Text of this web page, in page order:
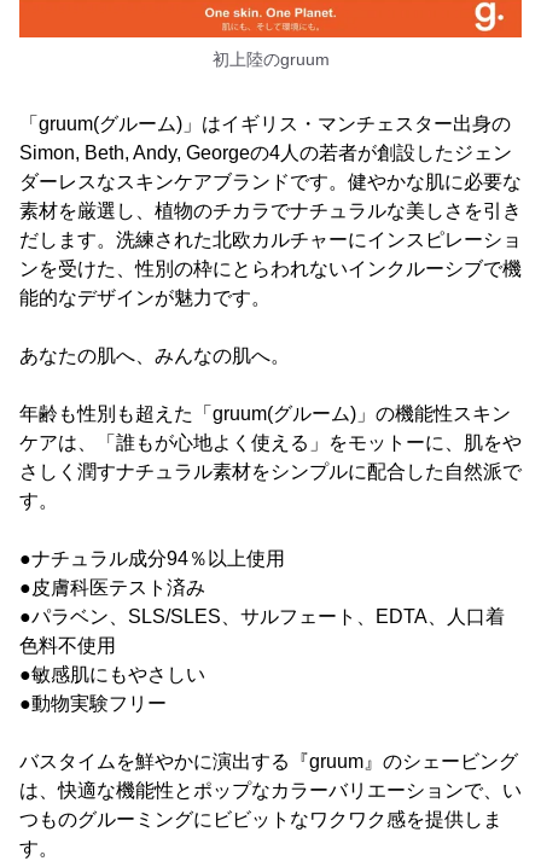
初上陸のgruum
「gruum(グルーム)」はイギリス・マンチェスター出身の
Simon, Beth, Andy, Georgeの4人の若者が創設したジェン
ダーレスなスキンケアブランドです。健やかな肌に必要な
素材を厳選し、植物のチカラでナチュラルな美しさを引き
だします。洗練された北欧カルチャーにインスピレーショ
ンを受けた、性別の枠にとらわれないインクルーシブで機
能的なデザインが魅力です。
あなたの肌へ、みんなの肌へ。
年齢も性別も超えた「gruum(グルーム)」の機能性スキン
ケアは、「誰もが心地よく使える」をモットーに、肌をや
さしく潤すナチュラル素材をシンプルに配合した自然派で
す。
●ナチュラル成分94％以上使用
●皮膚科医テスト済み
●パラベン、SLS/SLES、サルフェート、EDTA、人口着
色料不使用
●敏感肌にもやさしい
●動物実験フリー
バスタイムを鮮やかに演出する『gruum』のシェービング
は、快適な機能性とポップなカラーバリエーションで、い
つものグルーミングにビビットなワクワク感を提供しま
す。